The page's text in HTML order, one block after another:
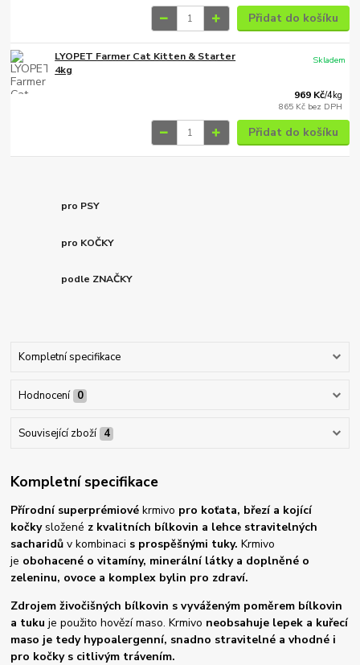
Přidat do košíku
LYOPET Farmer Cat Kitten & Starter
4kg
969 Kč/4kg
865 Kč bez DPH
Skladem
Přidat do košíku
pro PSY
pro KOČKY
podle ZNAČKY
Kompletní specifikace
Hodnocení 0
Související zboží 4
Kompletní specifikace
Přírodní superprémiové krmivo pro koťata, březí a kojící
kočkysložené z kvalitních bílkovin a lehce stravitelných
sacharidů v kombinaci s prospěšnými tuky. Krmivo
je obohacené o vitamíny, minerální látky a doplněné o
zeleninu, ovoce a komplex bylin pro zdraví.
Zdrojem živočišných bílkovin s vyváženým poměrem bílkovin
a tuku je použito hovězí maso. Krmivo neobsahuje lepek a kuřecí
maso je tedy hypoalergenní, snadno stravitelné a vhodné i
pro kočky s citlivým trávením.